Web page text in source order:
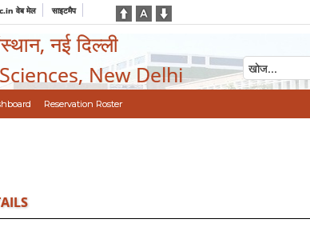
वेब मेल साइटमैप
नई दिल्ली
New Delhi
Reservation Roster